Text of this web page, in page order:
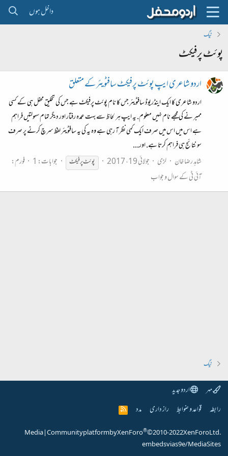
داخل ہوں
ٹیگ
پوئٹ پرفیکٹ
اردو شاعری ایپ پوئٹ پرفیکٹ سافٹویئر کے متعلق
اردو شاعری کا ایک اینڈریوڈ سافٹویئر جس کا نام پوئٹ پرفیکٹ ہے جس کی تخلیق محفل ہی کے کسی
ممبر نے کی مجھے نام نہیں معلوم. یہ ایپ ہر لحاظ سے بہت عمدہ رفتار اور دیگر تمام سہولتیں فراہم
ہے اس میں اس میں صرف ایک کمی نظر آ رہی ہے وہ یہ کی یہ سافٹویئر لفظ سرچ کرنے پر صرف
سو نتائج ہی فراہم کرتا ہے. اور...
شاہد رضا خان
لڑی جولائی 19، 2017 پوئٹپرفیکٹ جوابات: 1
فورم:
آئی ٹی کے سوال و جواب
ٹیگ
مہر
اردو جدید
رابطہ قواعد و ضوابط راز داری مدد
R
S
Community platform by XenForo®© 2010-2022 XenForo Ltd.
|
Media
embeds via s9e/MediaSites